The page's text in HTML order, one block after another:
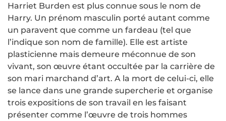
Harriet Burden est plus connue sous le nom de
Harry. Un prénom masculin porté autant comme
un paravent que comme un fardeau (tel que
l’indique son nom de famille). Elle est artiste
plasticienne mais demeure méconnue de son
vivant, son œuvre étant occultée par la carrière de
son mari marchand d’art. A la mort de celui-ci, elle
se lance dans une grande supercherie et organise
trois expositions de son travail en les faisant
présenter comme l’œuvre de trois hommes